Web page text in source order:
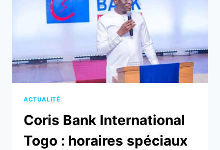
JEUNES
TALENTS
ET
PRÉPARE
RELÈVE
ACTUALITÉ
Coris Bank International
Togo : horaires spéciaux